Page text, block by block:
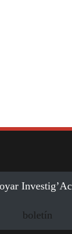
boletín